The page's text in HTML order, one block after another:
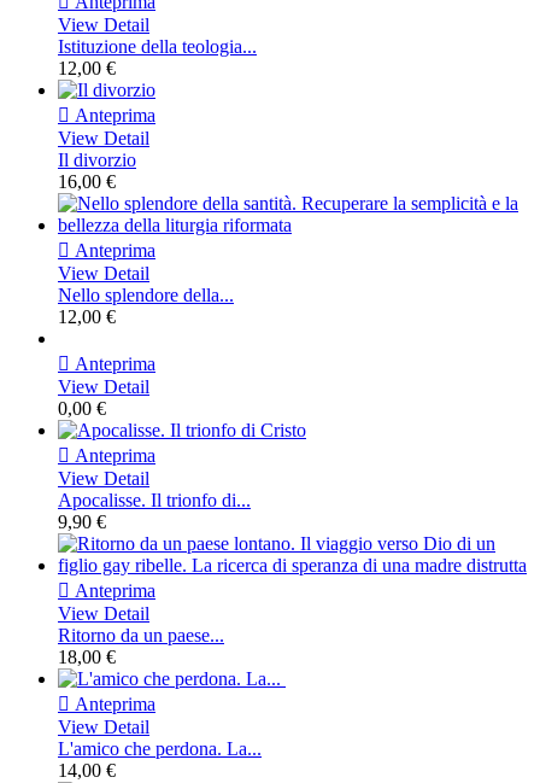
View Detail
Istituzione della teologia...
12,00 €
 Anteprima
View Detail
Il divorzio
16,00 €
 Anteprima
View Detail
Nello splendore della...
12,00 €
 Anteprima
View Detail
0,00 €
 Anteprima
View Detail
Apocalisse. Il trionfo di...
9,90 €
 Anteprima
View Detail
Ritorno da un paese...
18,00 €
 Anteprima
View Detail
L'amico che perdona. La...
14,00 €